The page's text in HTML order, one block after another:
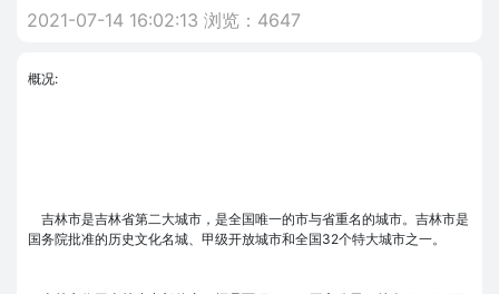
2021-07-14 16:02:13 浏览：4647
概况:
吉林市是吉林省第二大城市，是全国唯一的市与省重名的城市。吉林市是
国务院批准的历史文化名城、甲级开放城市和全国32个特大城市之一。